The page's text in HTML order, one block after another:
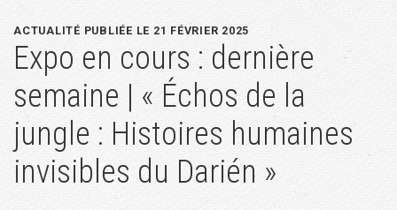
ACTUALITÉ PUBLIÉE LE 21 FÉVRIER 2025
Expo en cours : dernière
semaine | « Échos de la
jungle : Histoires humaines
invisibles du Darién »